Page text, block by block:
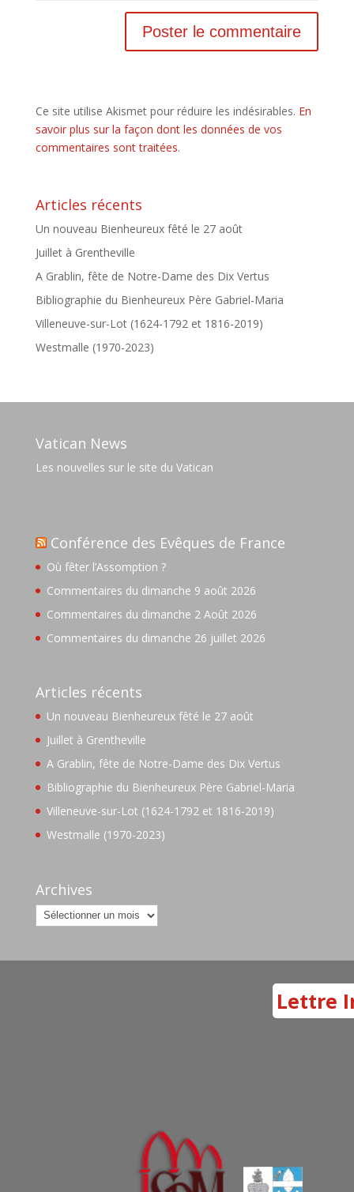
Ce site utilise Akismet pour réduire les indésirables. En
savoir plus sur la façon dont les données de vos
commentaires sont traitées.
Articles récents
Un nouveau Bienheureux fêté le 27 août
Juillet à Grentheville
A Grablin, fête de Notre-Dame des Dix Vertus
Bibliographie du Bienheureux Père Gabriel-Maria
Villeneuve-sur-Lot (1624-1792 et 1816-2019)
Westmalle (1970-2023)
Vatican News
Les nouvelles sur le site du Vatican
Conférence des Evêques de France
Où fêter l’Assomption ?
Commentaires du dimanche 9 août 2026
Commentaires du dimanche 2 Août 2026
Commentaires du dimanche 26 juillet 2026
Articles récents
Un nouveau Bienheureux fêté le 27 août
Juillet à Grentheville
A Grablin, fête de Notre-Dame des Dix Vertus
Bibliographie du Bienheureux Père Gabriel-Maria
Villeneuve-sur-Lot (1624-1792 et 1816-2019)
Westmalle (1970-2023)
Archives
Archives
Lettre